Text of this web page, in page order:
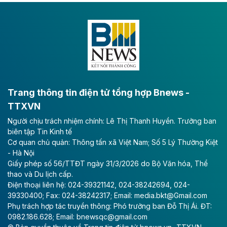
Đông A dài khoảng 25,1 km được kỳ vọng sẽ tạo động
lực phát triển kinh tế - xã hội khu vực phía Nam đồng
Long Thành
Tổng công ty Cảng hàng không Việt Nam - CTCP
(ACV) vừa lập kỷ lục mới về lợi nhuận trong quý
II/2026.
Theo baodautu.vn
Vinaconex lập đỉnh doanh thu
Tổng CTCP Xuất nhập khẩu và Xây dựng Việt Nam
(Vinaconex) đã khép lại nửa đầu năm với doanh thu
thuần gần 7.268 tỷ đồng, tăng 4% so với cùng kỳ và
cũng là mức cao nhất lịch sử hoạt động của doanh
Trang thông tin điện tử tổng hợp Bnews -
TTXVN
Người chịu trách nhiệm chính: Lê Thị Thanh Huyền. Trưởng ban
biên tập Tin Kinh tế
Cơ quan chủ quản: Thông tấn xã Việt Nam; Số 5 Lý Thường Kiệt
- Hà Nội
Giấy phép số 56/TTĐT ngày 31/3/2026 do Bộ Văn hóa, Thể
thao và Du lịch cấp.
Điện thoại liên hệ: 024-39321142, 024-38242694, 024-
39330400; Fax: 024-38242317; Email: media.bkt@Gmail.com
Phụ trách hợp tác truyền thông: Phó trưởng ban Đỗ Thị Ái. ĐT:
0982.186.628; Email: bnewsqc@gmail.com